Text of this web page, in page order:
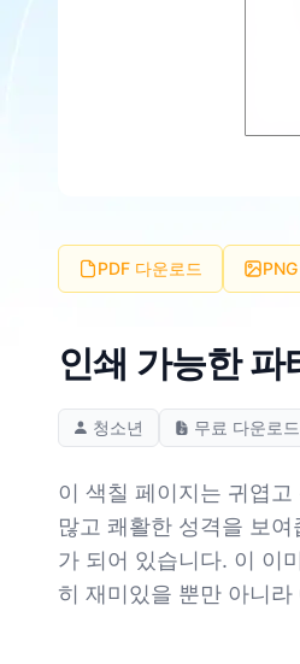
PDF 다운로드
인쇄 가능한 파
청소년 무료 다운로드
이 색칠 페이지는 귀엽
많고 쾌활한 성격을 보
가 되어 있습니다. 이 이
히 재미있을 뿐만 아니